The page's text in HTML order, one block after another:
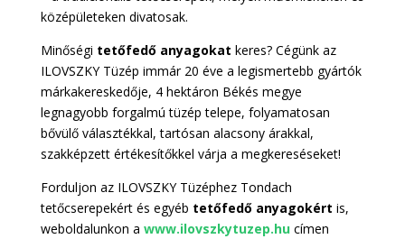
középületeken divatosak.
Minőségi tetőfedő anyagokat keres? Cégünk az
ILOVSZKY Tüzép immár 20 éve a legismertebb gyártók
márkakereskedője, 4 hektáron Békés megye
legnagyobb forgalmú tüzép telepe, folyamatosan
bővülő választékkal, tartósan alacsony árakkal,
szakképzett értékesítőkkel várja a megkereséseket!
Forduljon az ILOVSZKY Tüzéphez Tondach
tetőcserepekért és egyéb tetőfedő anyagokért is,
weboldalunkon a www.ilovszkytuzep.hucímen